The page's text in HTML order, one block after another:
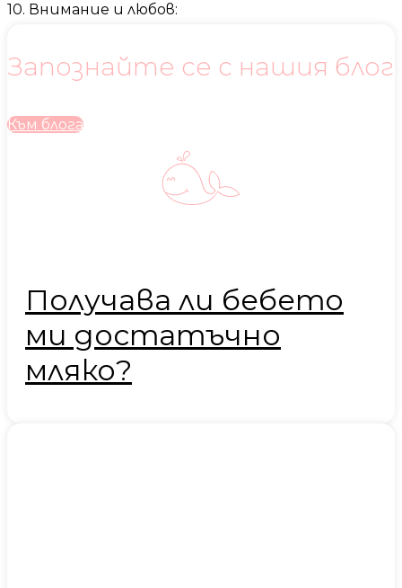
10. Внимание и любов:
Запознайте се с нашия блог
Към блога
Получава ли бебето
ми достатъчно
мляко?